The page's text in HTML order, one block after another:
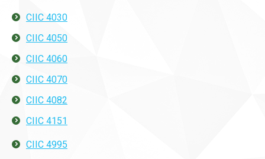
CIIC 4030
CIIC 4050
CIIC 4060
CIIC 4070
CIIC 4082
CIIC 4151
CIIC 4995